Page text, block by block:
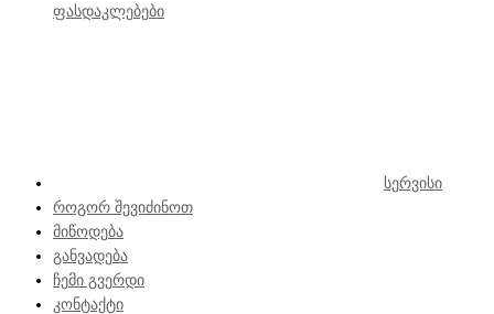
ფასდაკლებები
სერვისი
როგორ შევიძინოთ
მიწოდება
განვადება
ჩემი გვერდი
კონტაქტი